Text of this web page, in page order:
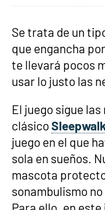
Se trata de un
que engancha
te llevará pocos
usar lo justo las
El juego sigue
clásico
juego en el que
sola en sueños.
mascota
sonambulismo